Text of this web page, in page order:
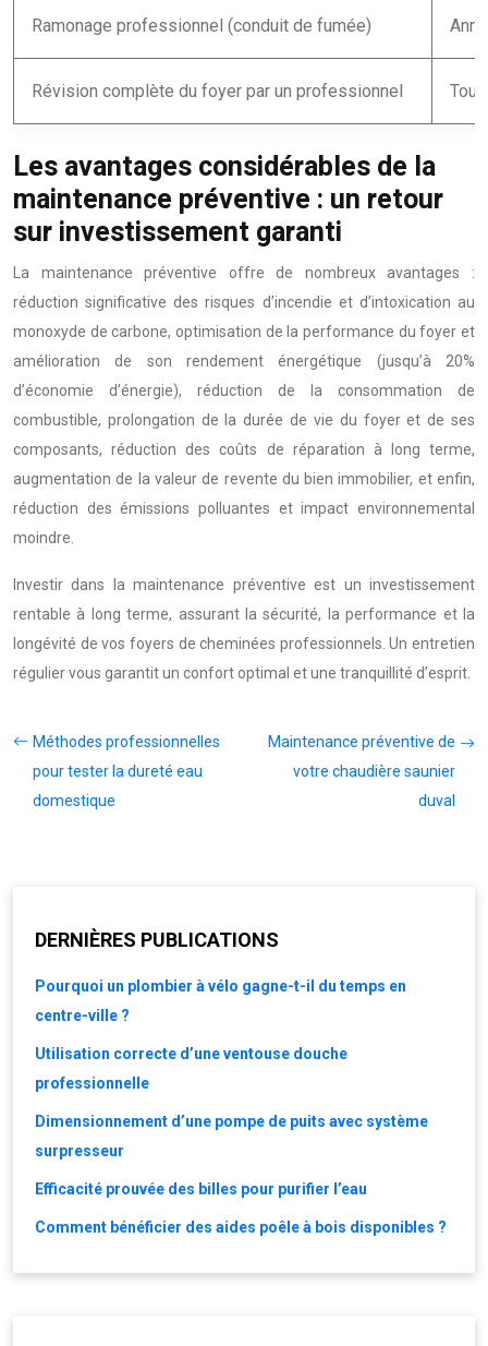
Ramonage professionnel (conduit de fumée)
Révision complète du foyer par un professionnel
Les avantages considérables de la
maintenance préventive : un retour
sur investissement garanti
La maintenance préventive offre de nombreux avantages :
réduction significative des risques d’incendie et d’intoxication au
monoxyde de carbone, optimisation de la performance du foyer et
amélioration de son rendement énergétique (jusqu’à 20%
d’économie d’énergie), réduction de la consommation de
combustible, prolongation de la durée de vie du foyer et de ses
composants, réduction des coûts de réparation à long terme,
augmentation de la valeur de revente du bien immobilier, et enfin,
réduction des émissions polluantes et impact environnemental
moindre.
Investir dans la maintenance préventive est un investissement
rentable à long terme, assurant la sécurité, la performance et la
longévité de vos foyers de cheminées professionnels. Un entretien
régulier vous garantit un confort optimal et une tranquillité d’esprit.
Méthodes professionnelles
pour tester la dureté eau
domestique
Maintenance préventive de
votre chaudière saunier
duval
DERNIÈRES PUBLICATIONS
Pourquoi un plombier à vélo gagne-t-il du temps en
centre-ville ?
Utilisation correcte d’une ventouse douche
professionnelle
Dimensionnement d’une pompe de puits avec système
surpresseur
Efficacité prouvée des billes pour purifier l’eau
Comment bénéficier des aides poêle à bois disponibles ?